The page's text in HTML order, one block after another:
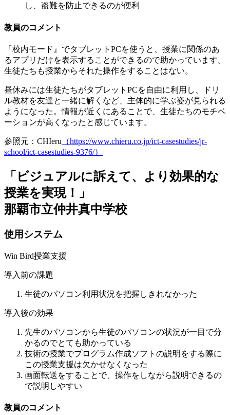
し、盗難を防止できるのが便利
教員のコメント
『校内モード』でタブレットPCを使うと、授業に関係のあ
るアプリだけを表示することができるので助かっています。
生徒たちも授業からそれた操作をすることはない。
昼休みには生徒たちがタブレットPCを自由に利用し、ドリ
ル教材を友達と一緒に解くなど、主体的に学ぶ姿が見られる
ようになった。情報が近くにあることで、生徒たちのモチベ
ーションが高くなったと感じています。
参照元：CHIeru （https://www.chieru.co.jp/ict-casestudies/jr-
school/ict-casestudies-9376/）
「ビジュアルに訴えて、より効果的な
授業を実現！」
那覇市立仲井真中学校
使用システム
Win Bird授業支援
導入前の課題
生徒のパソコン利用状況を把握しきれなかった
導入後の効果
先生のパソコンから生徒のパソコンの状況が一目で分
かるのでとても助かっている
技術の授業でプログラム作成ソフトの説明をする際に
この授業支援は欠かせなくなった
画面転送をすることで、操作をしながら説明できるの
で説明しやすい
教員のコメント